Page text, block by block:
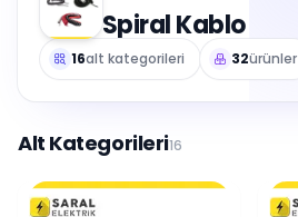
Spiral Kablo
16alt kategorileri 32ürünler
Alt Kategorileri16